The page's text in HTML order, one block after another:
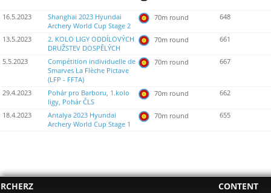
16.5.2023
Shanghai 2023 Hyundai
Archery World Cup Stage 2
70m round 648
13.5.2023
2. KOLO LIGY ODDÍLOVÝCH
DRUŽSTEV DOSPĚLÝCH
70m round 661
5.5.2023
Compétition individuelle de
Smarves La Flèche Pictave
(LFP - FFTA)
70m round 667
29.4.2023
Pohár pro Barboru, 1.kolo
ligy, Pohár ČLS
70m round 662
18.4.2023
Antalya 2023 Hyundai
Archery World Cup Stage 1
70m round 655
RCHERZ CONTENT